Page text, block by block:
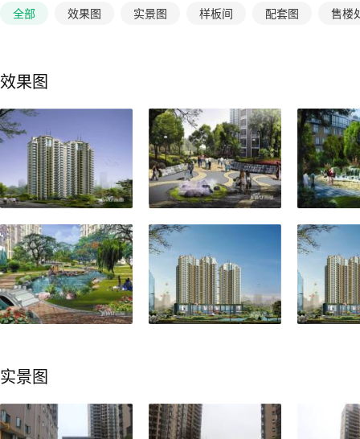
全部 效果图 实景图 样板间 配套图 售楼
效果图
实景图